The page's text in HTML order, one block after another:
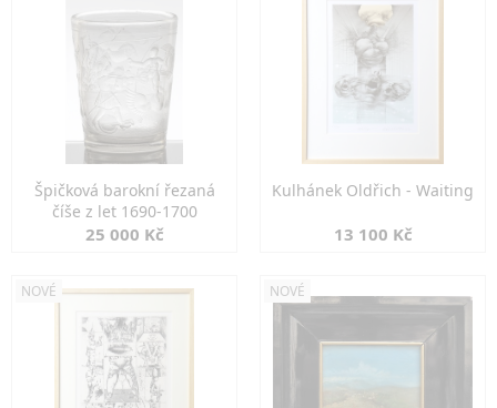
Špičková barokní řezaná
číše z let 1690-1700
25 000 Kč
Kulhánek Oldřich - Waiting
13 100 Kč
NOVÉ NOVÉ